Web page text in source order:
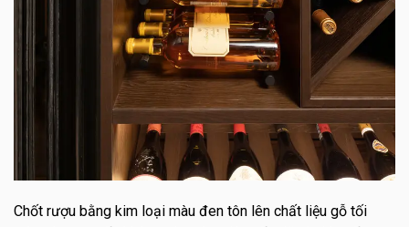
Chốt rượu bằng kim loại màu đen tôn lên chất liệu gỗ tối